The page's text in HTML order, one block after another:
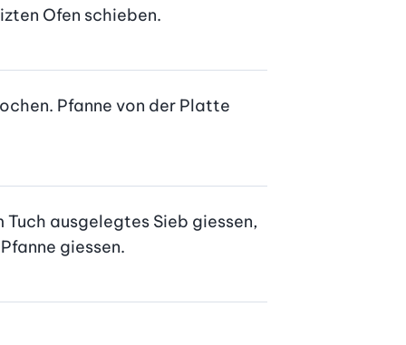
Ofen schieben.
Pfanne von der Platte
ausgelegtes Sieb giessen,
giessen.